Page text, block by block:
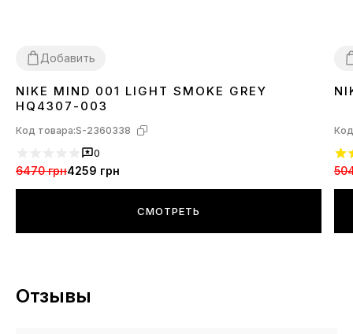
Добавить
3637 38 39 40 41 42 434445
NIKE MIND 001 LIGHT SMOKE GREY
HQ4307-003
Код товара:S-2360338
0
6470 грн4259 грн
СМОТРЕТЬ
Отзывы